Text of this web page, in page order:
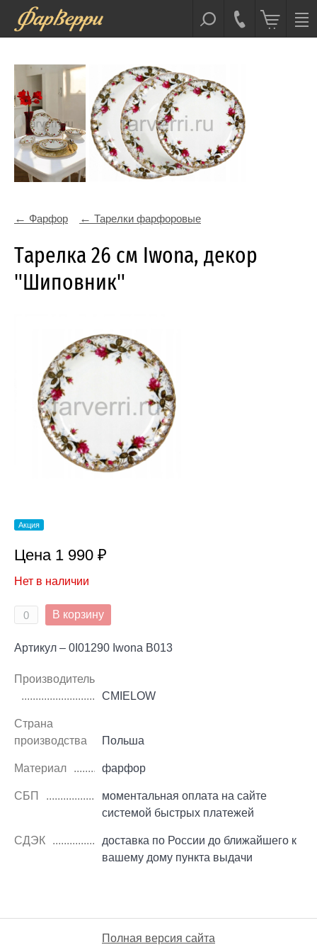
Фарфор Тарелки фарфоровые
Тарелка 26 см Iwona, декор
"Шиповник"
Акция
Цена 1 990 ₽
Нет в наличии
В корзину
Артикул – 0I01290 Iwona B013
Производитель
CMIELOW
Страна
производства
Польша
Материал фарфор
СБП
моментальная оплата на сайте
системой быстрых платежей
СДЭК
доставка по России до ближайшего к
вашему дому пункта выдачи
Полная версия сайта